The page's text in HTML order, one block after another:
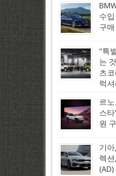
수
구
“특
는
츠
럭
르
스
원
기아
렉
(AD)